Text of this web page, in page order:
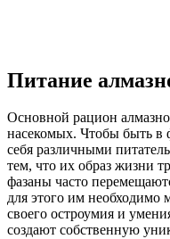
Питание
Основной рацион
насекомых. Чтобы быть в
себя различными
тем, что их образ жизни
фазаны часто
для этого им
своего остроумия и
создают собственную